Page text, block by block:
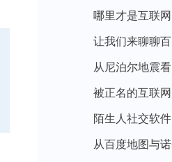
哪里才是互联
让我们来聊聊
从尼泊尔地震
被正名的互联
陌生人社交软
从百度地图与